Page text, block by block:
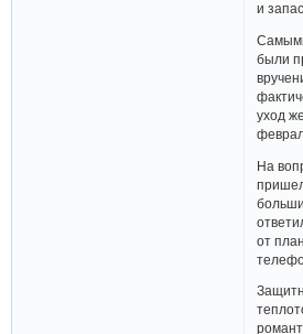
и
были
уход
На
от